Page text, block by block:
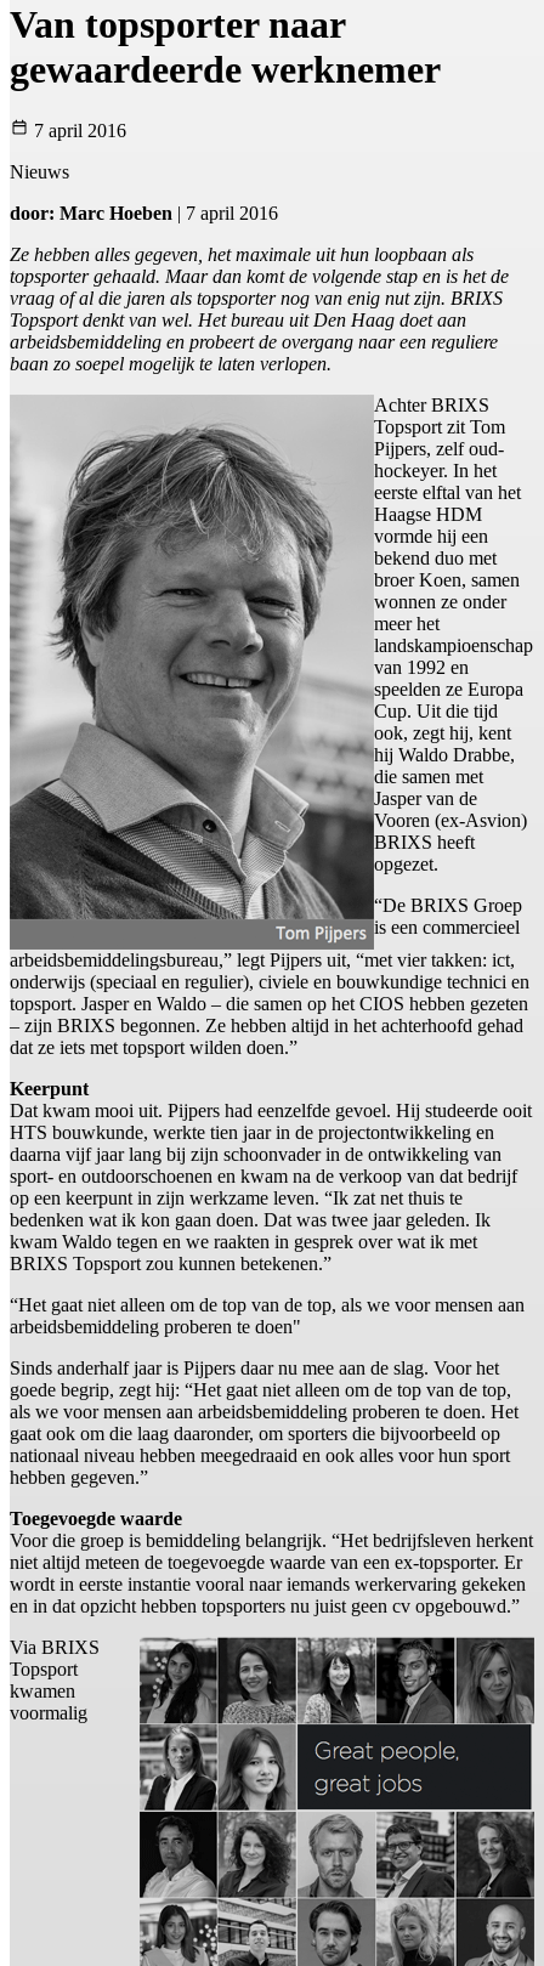
Van topsporter naar
gewaardeerde werknemer
7 april 2016
Nieuws
door: Marc Hoeben | 7 april 2016
Ze hebben alles gegeven, het maximale uit hun loopbaan als
topsporter gehaald. Maar dan komt de volgende stap en is het de
vraag of al die jaren als topsporter nog van enig nut zijn. BRIXS
Topsport denkt van wel. Het bureau uit Den Haag doet aan
arbeidsbemiddeling en probeert de overgang naar een reguliere
baan zo soepel mogelijk te laten verlopen.
Achter BRIXS
Topsport zit Tom
Pijpers, zelf oud-
hockeyer. In het
eerste elftal van het
Haagse HDM
vormde hij een
bekend duo met
broer Koen, samen
wonnen ze onder
meer het
landskampioenschap
van 1992 en
speelden ze Europa
Cup. Uit die tijd
ook, zegt hij, kent
hij Waldo Drabbe,
die samen met
Jasper van de
Vooren (ex-Asvion)
BRIXS heeft
opgezet.
“De BRIXS Groep
is een commercieel
arbeidsbemiddelingsbureau,” legt Pijpers uit, “met vier takken: ict,
onderwijs (speciaal en regulier), civiele en bouwkundige technici en
topsport. Jasper en Waldo – die samen op het CIOS hebben gezeten
– zijn BRIXS begonnen. Ze hebben altijd in het achterhoofd gehad
dat ze iets met topsport wilden doen.”
Keerpunt
Dat kwam mooi uit. Pijpers had eenzelfde gevoel. Hij studeerde ooit
HTS bouwkunde, werkte tien jaar in de projectontwikkeling en
daarna vijf jaar lang bij zijn schoonvader in de ontwikkeling van
sport- en outdoorschoenen en kwam na de verkoop van dat bedrijf
op een keerpunt in zijn werkzame leven. “Ik zat net thuis te
bedenken wat ik kon gaan doen. Dat was twee jaar geleden. Ik
kwam Waldo tegen en we raakten in gesprek over wat ik met
BRIXS Topsport zou kunnen betekenen.”
“Het gaat niet alleen om de top van de top, als we voor mensen aan
arbeidsbemiddeling proberen te doen"
Sinds anderhalf jaar is Pijpers daar nu mee aan de slag. Voor het
goede begrip, zegt hij: “Het gaat niet alleen om de top van de top,
als we voor mensen aan arbeidsbemiddeling proberen te doen. Het
gaat ook om die laag daaronder, om sporters die bijvoorbeeld op
nationaal niveau hebben meegedraaid en ook alles voor hun sport
hebben gegeven.”
Toegevoegde waarde
Voor die groep is bemiddeling belangrijk. “Het bedrijfsleven herkent
niet altijd meteen de toegevoegde waarde van een ex-topsporter. Er
wordt in eerste instantie vooral naar iemands werkervaring gekeken
en in dat opzicht hebben topsporters nu juist geen cv opgebouwd.”
Via BRIXS
Topsport
kwamen
voormalig